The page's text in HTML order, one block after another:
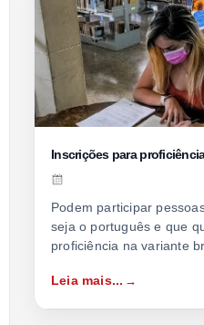
Inscrições para
Podem participar
seja o português e que
proficiência na variante
Leia mais...